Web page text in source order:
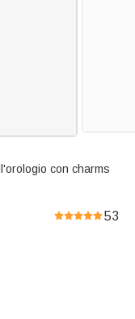
con charms
53